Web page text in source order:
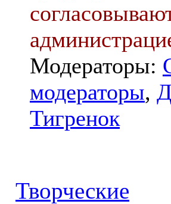
Модераторы:
модераторы,
Тигренок
Творческие